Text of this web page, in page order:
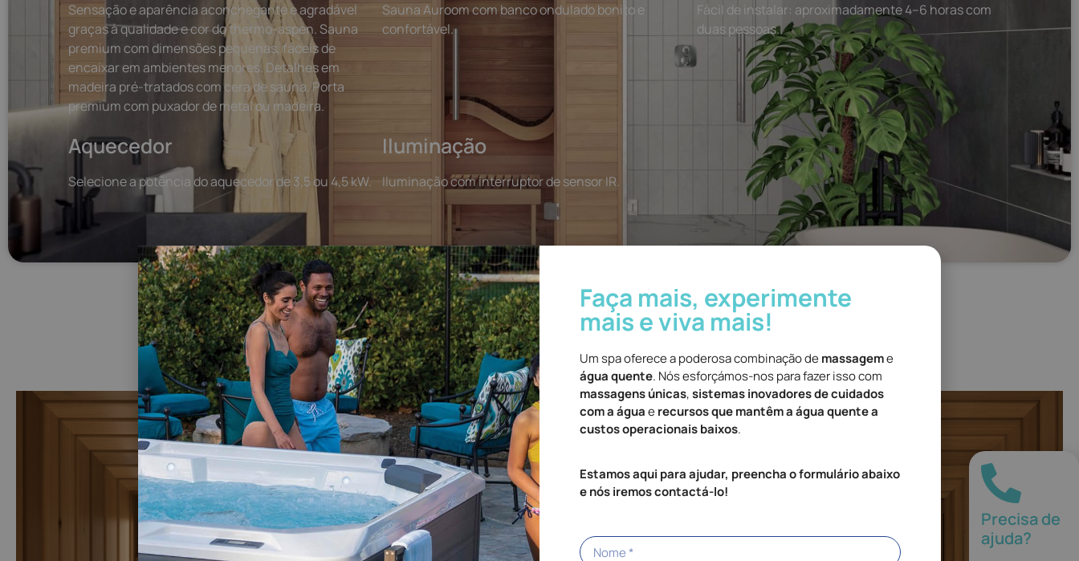
Sensação e aparência aconchegante e agradável
graças à qualidade e cor do thermo-aspen. Sauna
premium com dimensões pequenas, fáceis de
encaixar em ambientes menores. Detalhes em
madeira pré-tratados com cera de sauna. Porta
premium com puxador de metal ou madeira.
Sauna Auroom com banco ondulado bonito e
confortável.
Fácil de instalar: aproximadamente 4–6 horas com
duas pessoas.
Aquecedor
Selecione a potência do aquecedor de 3,5 ou 4,5 kW.
Iluminação
Iluminação com interruptor de sensor IR.
Precisa de
ajuda?
Faça mais, experimente
mais e viva mais!
Um spa oferece a poderosa combinação demassageme
água quente. Nós esforçámos-nos para fazer isso com
massagens únicas,sistemas inovadores de cuidados
com a águaerecursos que mantêm a água quente a
custos operacionais baixos.
Estamos aqui para ajudar, preencha o formulário abaixo
e nós iremos contactá-lo!